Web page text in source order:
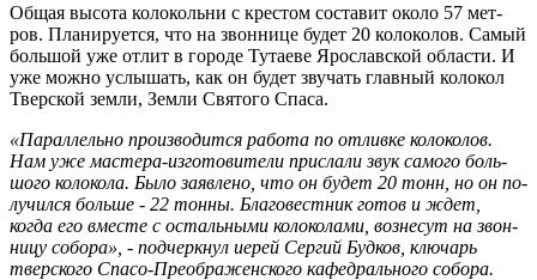
Общая вы­сота ко­ло­коль­ни с кре­стом со­ста­вит около 57 мет­
ров. Пла­ни­ру­ет­ся, что на звон­ни­це будет 20 ко­ло­ко­лов. Самый
боль­шой уже отлит в го­ро­де Ту­та­е­ве Яро­слав­ской об­ла­сти. И
уже можно услы­шать, как он будет зву­чать глав­ный ко­ло­кол
Твер­ской земли, Земли Свя­то­го Спаса.
«Па­рал­лель­но про­из­во­дит­ся ра­бо­та по от­лив­ке ко­ло­ко­лов.
Нам уже ма­сте­ра-из­го­то­ви­те­ли при­сла­ли звук са­мо­го боль­
шо­го ко­ло­ко­ла. Было за­яв­ле­но, что он будет 20 тонн, но он по­
лу­чил­ся больше - 22 тонны. Бла­го­вест­ник готов и ждет,
когда его вме­сте с осталь­ны­ми ко­ло­ко­ла­ми, воз­не­сут на звон­
ни­цу со­бо­ра», - подчеркнул иерей Сер­гий Буд­ков, клю­чарь
твер­ско­го Спа­со-Пре­об­ра­жен­ско­го ка­фед­раль­но­го со­бо­ра.